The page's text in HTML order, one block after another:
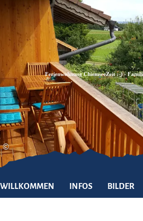
©
Ferienwohnung ChiemseeZeit :-) -
WILLKOMMEN INFOS BILDER